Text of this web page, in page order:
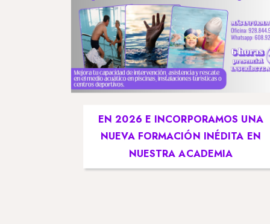
EN 2026 E INCORPORAMOS UNA
NUEVA FORMACIÓN INÉDITA EN
NUESTRA ACADEMIA